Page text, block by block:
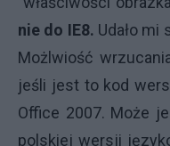
nie do IE8. Udało
Możlwiość
jeśli jest to kod
Office 2007. Może
polskiej wersji